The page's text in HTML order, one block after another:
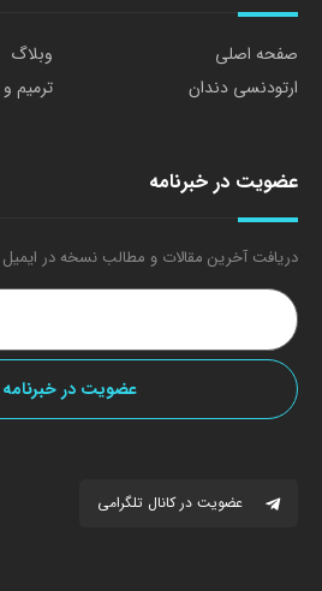
صفحه اصلی
وبلاگ
ارتودنسی دندان
ترمیم
عضویت در خبرنامه
دریافت آخرین مقالات و مطالب نسخه در
عضویت در کانال تلگرامی